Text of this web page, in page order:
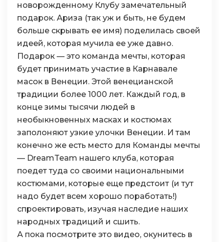
новорожденному Клубу замечательный
подарок. Ариза (так уж и быть, не будем
больше скрывать ее имя) поделилась своей
идеей, которая мучила ее уже давно.
Подарок — это команда мечты, которая
будет принимать участие в Карнавале
масок в Венеции. Этой венецианской
традиции более 1000 лет. Каждый год, в
конце зимы тысячи людей в
необыкновенных масках и костюмах
заполоняют узкие улочки Венеции. И там
конечно же есть место для Команды мечты
— DreamTeam нашего клуба, которая
поедет туда со своими национальными
костюмами, которые еще предстоит (и тут
надо будет всем хорошо поработать!)
спроектировать, изучая наследие наших
народных традиций и сшить.
А пока посмотрите это видео, окунитесь в